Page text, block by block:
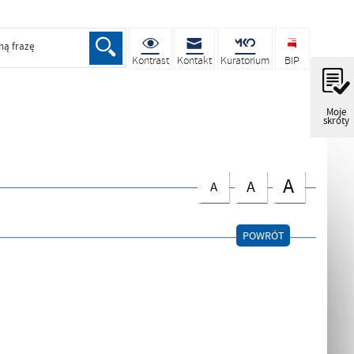
Moje
skróty
frazę
Kontrast Kontakt Kuratorium BIP
A A A
POWRÓT